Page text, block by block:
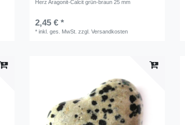
Herz Aragonit-Calcit grün-braun 25 mm
2,45 € *
*inkl. ges. MwSt. zzgl.Versandkosten